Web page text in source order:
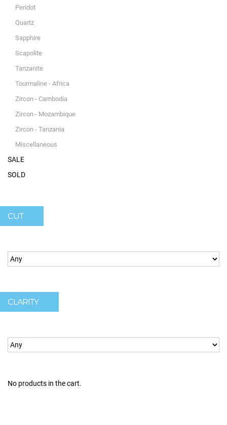
Peridot
Quartz
Sapphire
Scapolite
Tanzanite
Tourmaline - Africa
Zircon - Cambodia
Zircon - Mozambique
Zircon - Tanzania
Miscellaneous
SALE
SOLD
CUT
CLARITY
No products in the cart.